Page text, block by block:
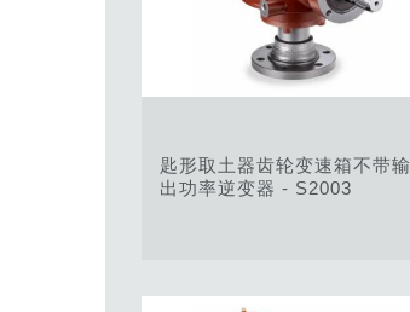
匙形取土器齿轮变速箱不带输
出功率逆变器 - S2003